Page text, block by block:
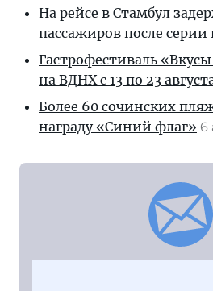
На рейсе в Стамбул
пассажиров после серии
Гастрофестиваль
на ВДНХ с 13 по 23
Более 60 сочинских
награду «Синий флаг» 6